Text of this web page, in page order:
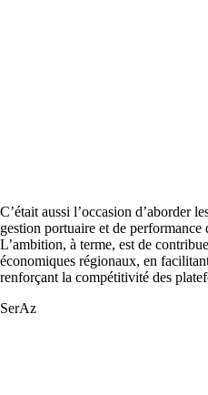
C’était aussi l’occasion d’aborder
gestion portuaire et de performance
L’ambition, à terme, est de
économiques régionaux, en
renforçant la compétitivité des
SerAz